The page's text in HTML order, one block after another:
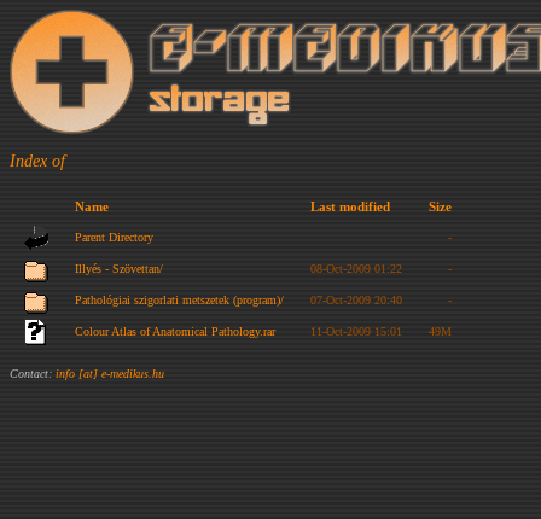
Index of
Name Last modified Size
Parent Directory -
Illyés - Szövettan/ 08-Oct-2009 01:22 -
Pathológiai szigorlati metszetek (program)/ 07-Oct-2009 20:40 -
Colour Atlas of Anatomical Pathology.rar 11-Oct-2009 15:01 49M
Contact: info [at] e-medikus.hu